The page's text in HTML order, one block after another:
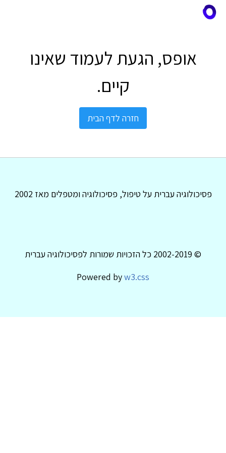
אופס, הגעת לעמוד שאינו
קיים.
חזרה לדף הבית
פסיכולוגיה עברית על טיפול, פסיכולוגיה ומטפלים מאז 2002
© 2002-2019 כל הזכויות שמורות לפסיכולוגיה עברית
Powered byw3.css